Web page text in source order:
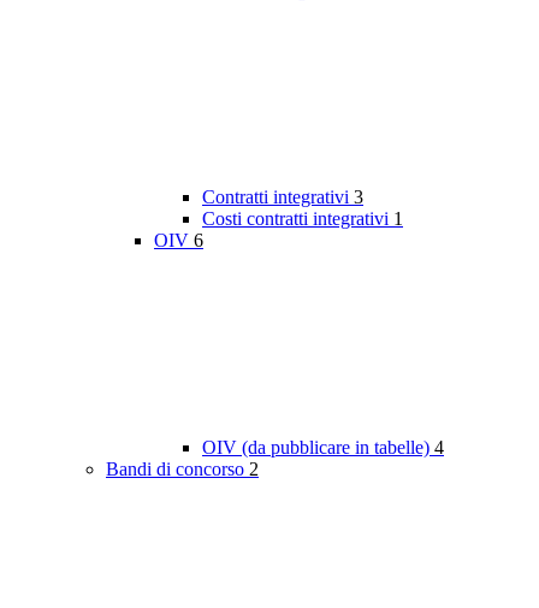
Contratti integrativi 3
Costi contratti integrativi 1
OIV 6
OIV (da pubblicare in tabelle) 4
Bandi di concorso 2